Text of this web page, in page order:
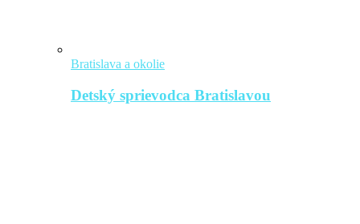
Bratislava a okolie
Detský sprievodca Bratislavou